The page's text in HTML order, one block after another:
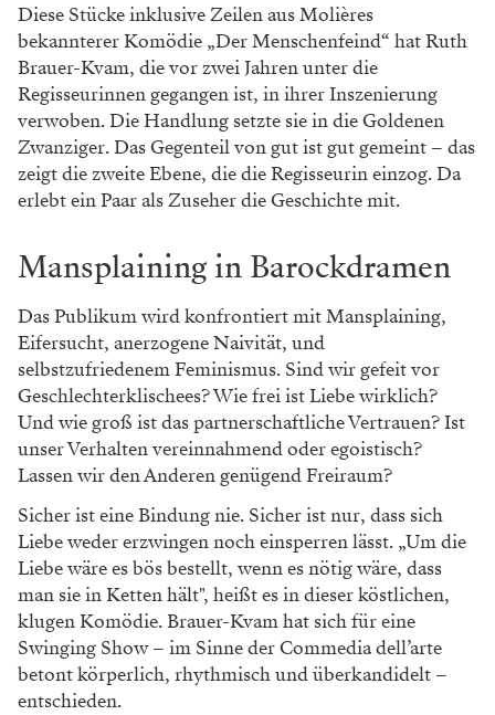
Diese Stücke inklusive Zeilen aus Molières
bekannterer Komödie „Der Menschenfeind“ hat Ruth
Brauer-Kvam, die vor zwei Jahren unter die
Regisseurinnen gegangen ist, in ihrer Inszenierung
verwoben. Die Handlung setzte sie in die Goldenen
Zwanziger. Das Gegenteil von gut ist gut gemeint – das
zeigt die zweite Ebene, die die Regisseurin einzog. Da
erlebt ein Paar als Zuseher die Geschichte mit.
Mansplaining in Barockdramen
Das Publikum wird konfrontiert mit Mansplaining,
Eifersucht, anerzogene Naivität, und
selbstzufriedenem Feminismus. Sind wir gefeit vor
Geschlechterklischees? Wie frei ist Liebe wirklich?
Und wie groß ist das partnerschaftliche Vertrauen? Ist
unser Verhalten vereinnahmend oder egoistisch?
Lassen wir den Anderen genügend Freiraum?
Sicher ist eine Bindung nie. Sicher ist nur, dass sich
Liebe weder erzwingen noch einsperren lässt. „Um die
Liebe wäre es bös bestellt, wenn es nötig wäre, dass
man sie in Ketten hält", heißt es in dieser köstlichen,
klugen Komödie. Brauer-Kvam hat sich für eine
Swinging Show – im Sinne der Commedia dell’arte
betont körperlich, rhythmisch und überkandidelt –
entschieden.